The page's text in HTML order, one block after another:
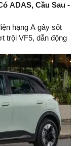
ADAS, Cầu Sau -
hạng A gây sốt
trội VF5, dẫn động